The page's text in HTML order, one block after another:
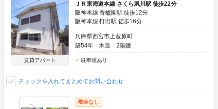
賃貸アパート
ＪＲ東海道本線 さくら夙川駅 徒歩22分
阪神本線 香櫨園駅 徒歩12分
阪神本線 打出駅 徒歩16分
兵庫県西宮市上葭原町
築54年
木造 2階建
駐車場あり
チェックを入れてまとめてお問い合わせ
敷金なし